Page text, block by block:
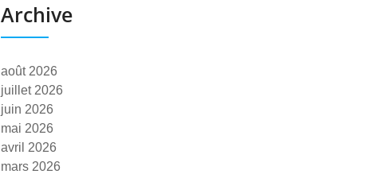
Archive
août 2026
juillet 2026
juin 2026
mai 2026
avril 2026
mars 2026